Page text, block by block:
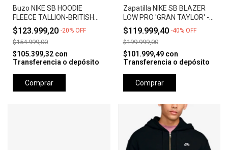
Buzo NIKE SB HOODIE
FLEECE TALLION-BRITISH
TAN
$123.999,20 -20% OFF
$154.999,00
$105.399,32 con
Transferencia o depósito
Comprar
Zapatilla NIKE SB BLAZER
LOW PRO 'GRAN TAYLOR' -
SUMMIT WHITE
$119.999,40 -40% OFF
$199.999,00
$101.999,49 con
Transferencia o depósito
Comprar